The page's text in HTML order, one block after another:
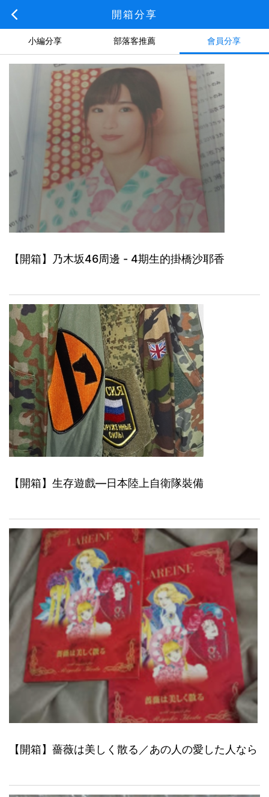
開箱分享
小編分享 部落客推薦 會員分享
【開箱】乃木坂46周邊 - 4期生的掛橋沙耶香
【開箱】生存遊戲—日本陸上自衛隊裝備
【開箱】薔薇は美しく散る／あの人の愛した人なら